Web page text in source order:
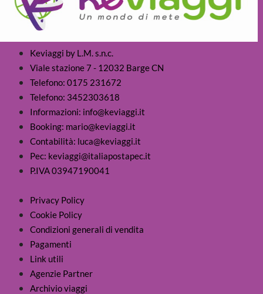
Keviaggi by L.M. s.n.c.
Viale stazione 7 - 12032 Barge CN
Telefono: 0175 231672
Telefono: 3452303618
Informazioni: info@keviaggi.it
Booking: mario@keviaggi.it
Contabilità: luca@keviaggi.it
Pec: keviaggi@italiapostapec.it
P.IVA 03947190041
Privacy Policy
Cookie Policy
Condizioni generali di vendita
Pagamenti
Link utili
Agenzie Partner
Archivio viaggi